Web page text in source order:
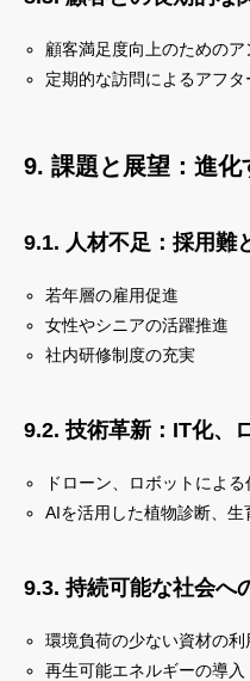
顧客満足度向上のための
定期的な訪問によるアフタ
9. 課題と展望：進
9.1. 人材不足：採用難
若年層の雇用促進
女性やシニアの活躍推進
社内研修制度の充実
9.2. 技術革新：IT化、
ドローン、ロボットによ
AIを活用した植物診断、生
9.3. 持続可能な社会へ
環境負荷の少ない資材の利
再生可能エネルギーの導入